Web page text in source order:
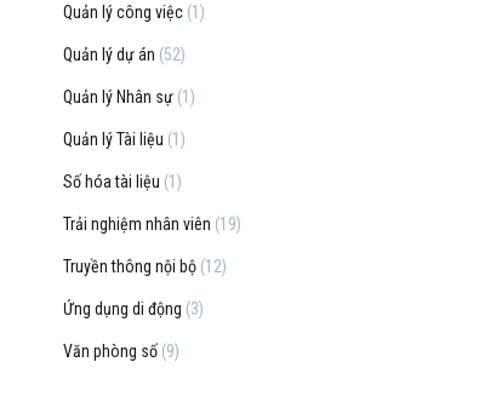
Quản lý công việc (1)
Quản lý dự án (52)
Quản lý Nhân sự (1)
Quản lý Tài liệu (1)
Số hóa tài liệu (1)
Trải nghiệm nhân viên (19)
Truyền thông nội bộ (12)
Ứng dụng di động (3)
Văn phòng số (9)